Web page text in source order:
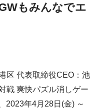
もみんなでエ
区 代表取締役CEO：池
戦 爽快パズル消しゲー
2023年4月28日(金) ～